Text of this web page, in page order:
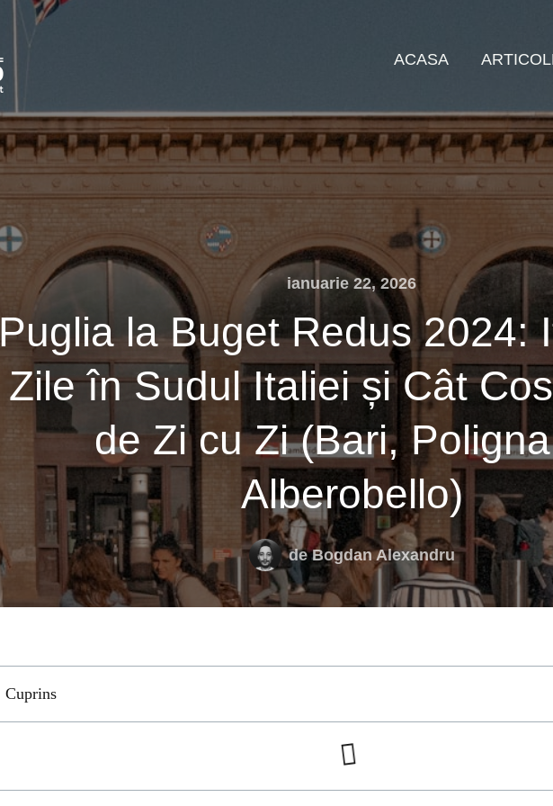
ACASA
ianuarie 22, 2026
Puglia la Buget Redus 2024:
Zile în Sudul Italiei și Cât
de Zi cu Zi (Bari,
Alberobello)
deBogdan Alexandru
Cuprins